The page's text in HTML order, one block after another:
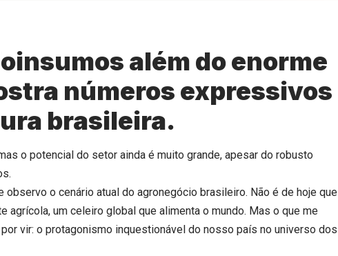
além do enorme
números expressivos
brasileira.
o potencial do setor ainda é muito grande, apesar do robusto
observo o cenário atual do agronegócio brasileiro. Não é de hoje que
agrícola, um celeiro global que alimenta o mundo. Mas o que me
vir: o protagonismo inquestionável do nosso país no universo dos